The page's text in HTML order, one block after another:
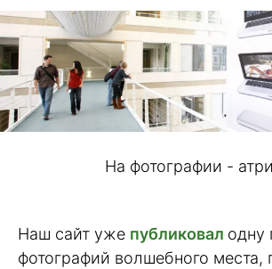
На фотографии -
Наш сайт уже публиковал одну
фотографий волшебного места,